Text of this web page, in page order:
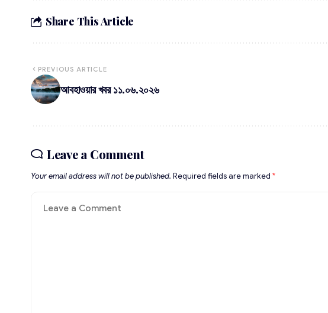
Share This Article
PREVIOUS ARTICLE
আবহাওয়ার খবর ১১.০৬.২০২৬
Leave a Comment
Your email address will not be published. Required fields are marked *